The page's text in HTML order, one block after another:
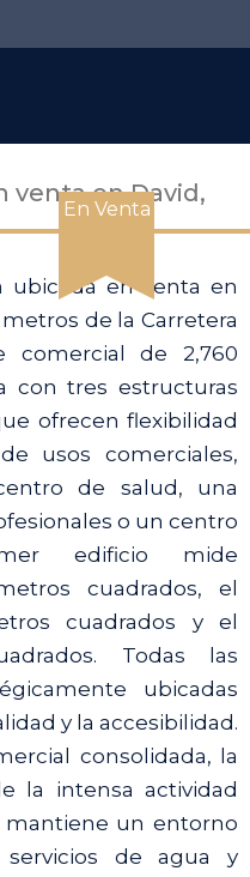
En Venta
venta en David,
ubicada en venta en
de la Carretera
comercial de 2,760
con tres estructuras
ofrecen flexibilidad
usos comerciales,
de salud, una
o un centro
edificio mide
cuadrados, el
cuadrados y el
Todas las
ubicadas
y la accesibilidad.
consolidada, la
la intensa actividad
un entorno
de agua y